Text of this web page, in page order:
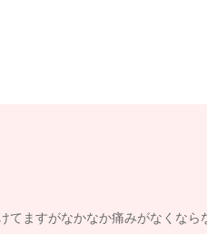
てますがなかなか痛みがなくなら